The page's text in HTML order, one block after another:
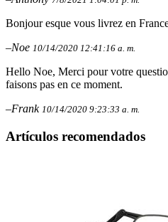
Bonjour esque vous livrez en
–Noe 10/14/2020 12:41:16 a. m.
Hello Noe, Merci pour votre
faisons pas en ce moment.
–Frank 10/14/2020 9:23:33 a. m.
Artículos recomendados